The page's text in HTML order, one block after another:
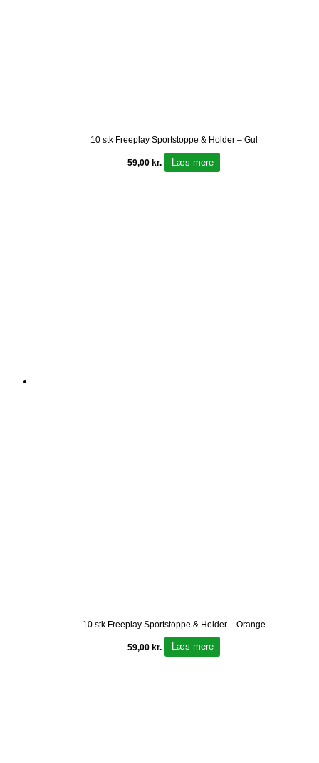
10 stk Freeplay Sportstoppe & Holder – Gul
59,00 kr. Læs mere
10 stk Freeplay Sportstoppe & Holder – Orange
59,00 kr. Læs mere